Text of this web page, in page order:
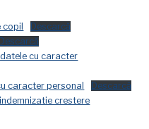
copil
Descarcă
Descarcă
cu caracter
caracter personal
Descarcă
crestere